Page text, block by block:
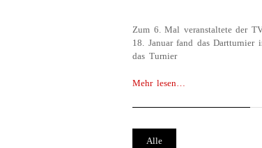
Zum 6. Mal veranstaltete der
18. Januar fand das
das Turnier
Mehr lesen…
Alle